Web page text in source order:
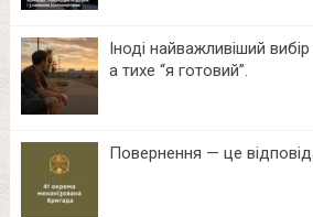
Іноді найважливіший
а тихе “я готовий”.
Повернення — це